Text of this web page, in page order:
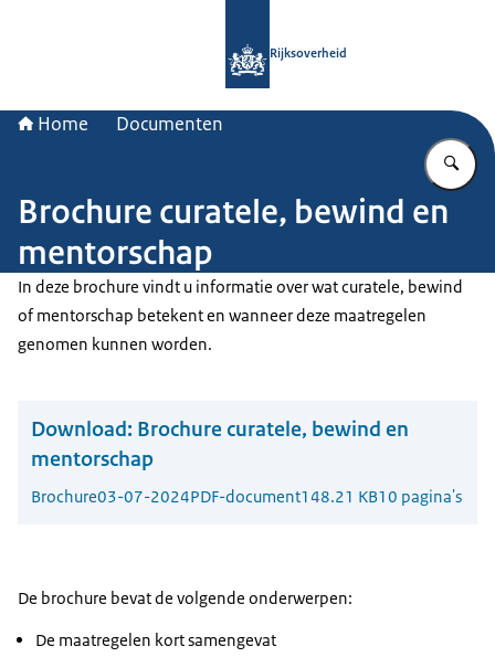
Rijksoverheid
Home Documenten
Brochure curatele, bewind en
mentorschap
In deze brochure vindt u informatie over wat curatele, bewind
of mentorschap betekent en wanneer deze maatregelen
genomen kunnen worden.
Download: Brochure curatele, bewind en
mentorschap
Brochure03-07-2024PDF-document148.21 KB10 pagina's
De brochure bevat de volgende onderwerpen:
De maatregelen kort samengevat